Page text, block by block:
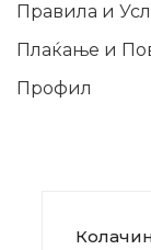
Правила и
Плаќање и
Профил